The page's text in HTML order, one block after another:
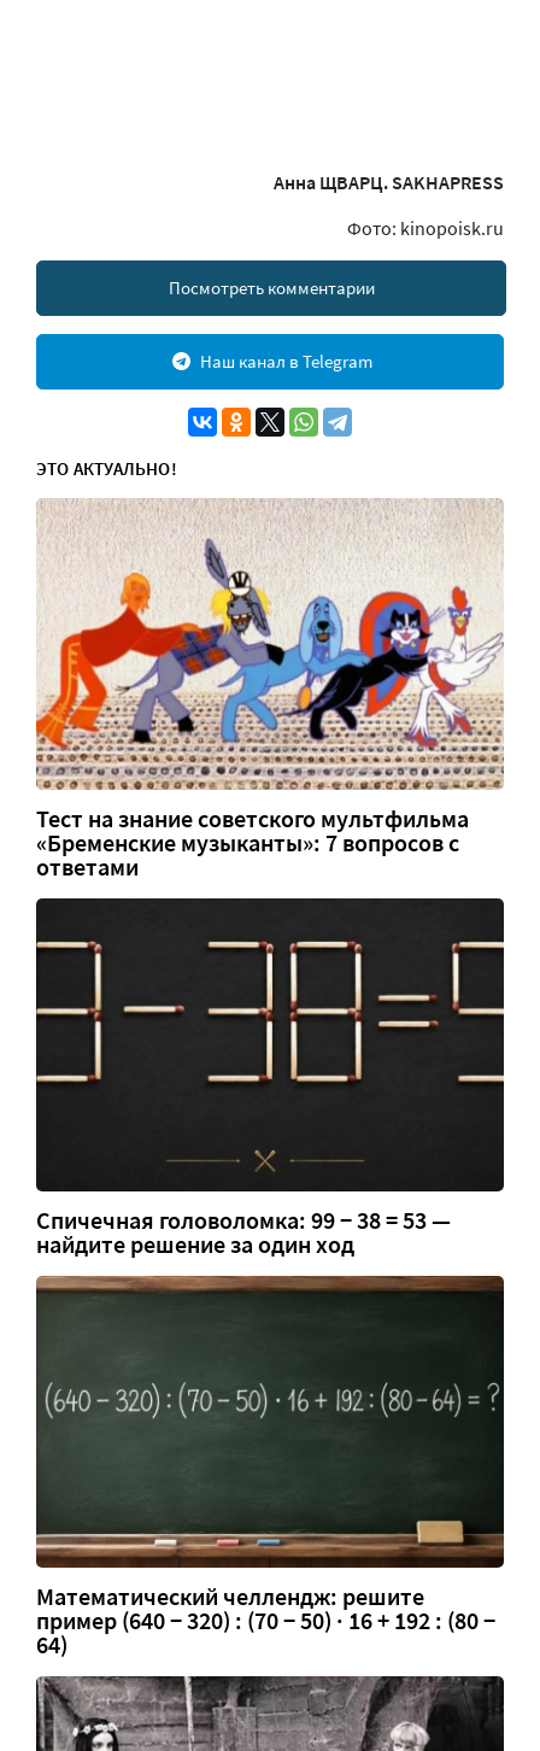
Анна ЩВАРЦ. SAKHAPRESS
Фото: kinopoisk.ru
Посмотреть комментарии
Наш канал в Telegram
ЭТО АКТУАЛЬНО!
Тест на знание советского мультфильма
«Бременские музыканты»: 7 вопросов с
ответами
Спичечная головоломка: 99 − 38 = 53 —
найдите решение за один ход
Математический челлендж: решите
пример (640 − 320) : (70 − 50) · 16 + 192 : (80 −
64)